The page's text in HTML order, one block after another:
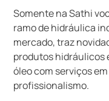
Somente na Sathi
ramo de hidráulica
mercado, traz
produtos hidráulicos
óleo com serviços
profissionalismo.